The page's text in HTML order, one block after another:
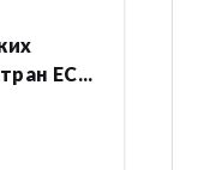
ЕС...